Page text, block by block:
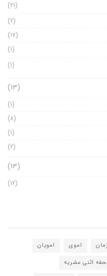
(21)
(2)
(17)
(1)
(1)
(13)
(1)
(8)
(1)
(2)
(13)
(12)
اموی
امویان
اثنی عشریه